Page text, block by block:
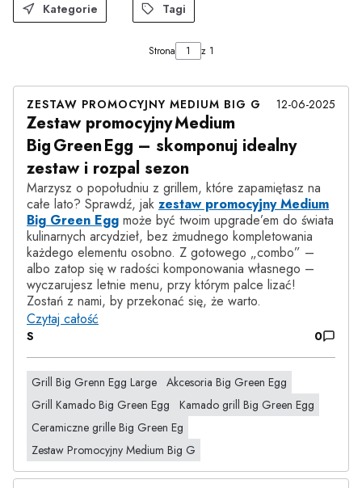
Kategorie Tagi
Strona z 1
ZESTAW PROMOCYJNY MEDIUM BIG G 12-06-2025
Zestaw promocyjny Medium
Big Green Egg – skomponuj idealny
zestaw i rozpal sezon
Marzysz o popołudniu z grillem, które zapamiętasz na
całe lato? Sprawdź, jak zestaw promocyjny Medium
Big Green Egg może być twoim upgrade’em do świata
kulinarnych arcydzieł, bez żmudnego kompletowania
każdego elementu osobno. Z gotowego „combo” –
albo zatop się w radości komponowania własnego –
wyczarujesz letnie menu, przy którym palce lizać!
Zostań z nami, by przekonać się, że warto.
Czytaj całość
S 0
Grill Big Grenn Egg Large Akcesoria Big Green Egg
Grill Kamado Big Green Egg
Kamado grill Big Green Egg
Ceramiczne grille Big Green Eg
Zestaw Promocyjny Medium Big G